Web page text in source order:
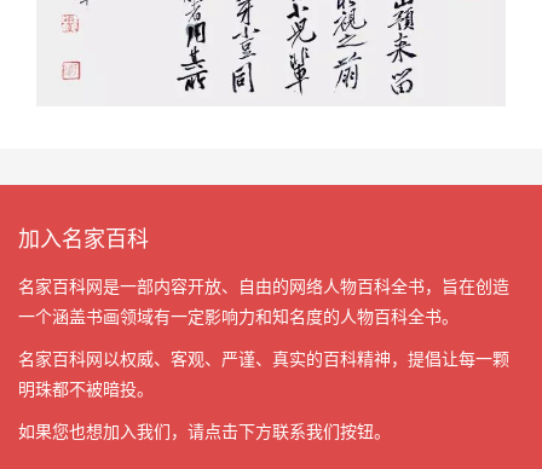
加入名家百科
名家百科网是一部内容开放、自由的网络人物百科全书，旨在创造
一个涵盖书画领域有一定影响力和知名度的人物百科全书。
名家百科网以权威、客观、严谨、真实的百科精神，提倡让每一颗
明珠都不被暗投。
如果您也想加入我们，请点击下方联系我们按钮。